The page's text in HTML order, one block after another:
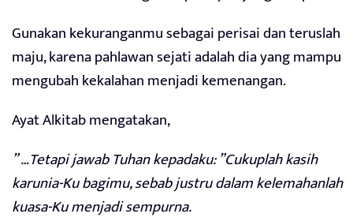
Gunakan kekuranganmu sebagai perisai dan teruslah
maju, karena pahlawan sejati adalah dia yang mampu
mengubah kekalahan menjadi kemenangan.
Ayat Alkitab mengatakan,
” …Tetapi jawab Tuhan kepadaku: ”Cukuplah kasih
karunia-Ku bagimu, sebab justru dalam kelemahanlah
kuasa-Ku menjadi sempurna.